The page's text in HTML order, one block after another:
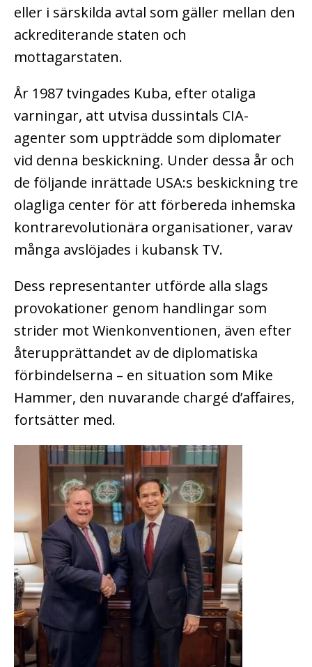
eller i särskilda avtal som gäller mellan den
ackrediterande staten och
mottagarstaten.
År 1987 tvingades Kuba, efter otaliga
varningar, att utvisa dussintals CIA-
agenter som uppträdde som diplomater
vid denna beskickning. Under dessa år och
de följande inrättade USA:s beskickning tre
olagliga center för att förbereda inhemska
kontrarevolutionära organisationer, varav
många avslöjades i kubansk TV.
Dess representanter utförde alla slags
provokationer genom handlingar som
strider mot Wienkonventionen, även efter
återupprättandet av de diplomatiska
förbindelserna – en situation som Mike
Hammer, den nuvarande chargé d’affaires,
fortsätter med.